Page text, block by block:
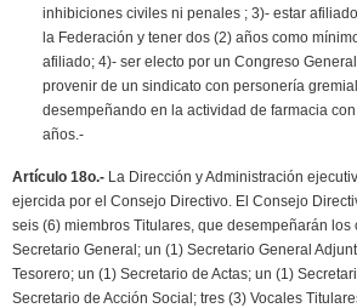
inhibiciones civiles ni penales ; 3)- estar
la Federación y tener dos (2) años como
afiliado; 4)- ser electo por un Congreso
provenir de un sindicato con personería
desempeñando en la actividad de farmacia
años.-
Artículo 18o.- La Dirección y Administración
ejercida por el Consejo Directivo. El Consejo
seis (6) miembros Titulares, que desempeñarán los
Secretario General; un (1) Secretario General
Tesorero; un (1) Secretario de Actas; un (1)
Secretario de Acción Social; tres (3) Vocales